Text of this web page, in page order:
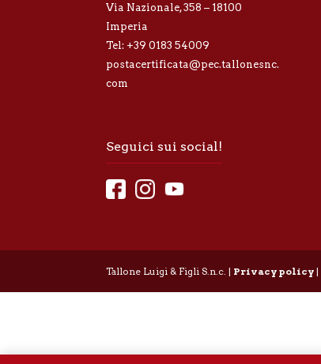
Via Nazionale, 358 – 18100
Imperia
Tel: +39 0183 54009
postacertificata@pec.tallonesnc.
com
Seguici sui social!
Tallone Luigi & Figli S.n.c. | Privacy policy |